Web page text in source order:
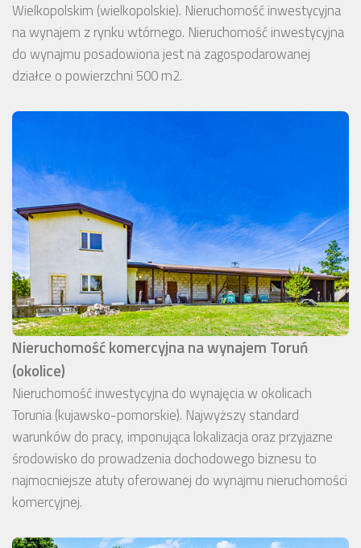
Wielkopolskim (wielkopolskie). Nieruchomość inwestycyjna
na wynajem z rynku wtórnego. Nieruchomość inwestycyjna
do wynajmu posadowiona jest na zagospodarowanej
działce o powierzchni 500 m2.
Nieruchomość komercyjna na wynajem Toruń
(okolice)
Nieruchomość inwestycyjna do wynajęcia w okolicach
Torunia (kujawsko-pomorskie). Najwyższy standard
warunków do pracy, imponująca lokalizacja oraz przyjazne
środowisko do prowadzenia dochodowego biznesu to
najmocniejsze atuty oferowanej do wynajmu nieruchomości
komercyjnej.